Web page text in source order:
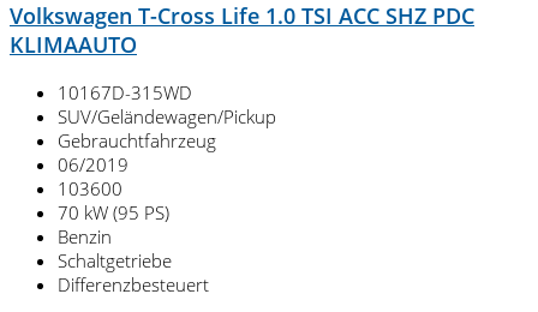
Volkswagen T-Cross Life 1.0 TSI ACC SHZ PDC
KLIMAAUTO
10167D-315WD
SUV/Geländewagen/Pickup
Gebrauchtfahrzeug
06/2019
103600
70 kW (95 PS)
Benzin
Schaltgetriebe
Differenzbesteuert